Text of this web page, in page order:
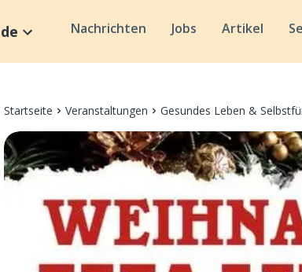
de Nachrichten Jobs Artikel
Startseite Veranstaltungen Gesundes Leben &